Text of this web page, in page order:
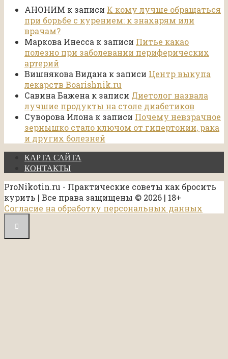
Вишнякова Видана к записиЦентр выкупа
лекарств Boarishnik.ru
Савина Бажена
лучшие продукты на столе диабетиков
Суворова Илонак записиПочему невзрачное
зернышко стало ключом от гипертонии, рака
и других болезней
КАРТА САЙТА
КОНТАКТЫ
ProNikotin.ru - Практические советы как бросить
курить | Все права защищены © 2026 | 18+
Согласие на обработку персональных данных